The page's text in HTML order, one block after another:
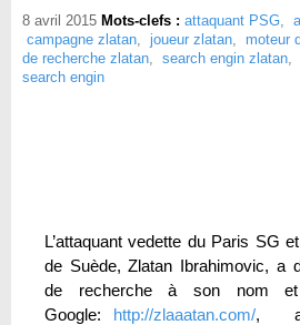
8 avril 2015 Mots-clefs : attaquant PSG,
campagne zlatan, joueur zlatan, moteur
de recherche zlatan, search engin zlatan,
search engin
L’attaquant vedette du Paris SG
de Suède, Zlatan Ibrahimovic, a
de recherche à son nom
Google: http://zlaaatan.com/, a